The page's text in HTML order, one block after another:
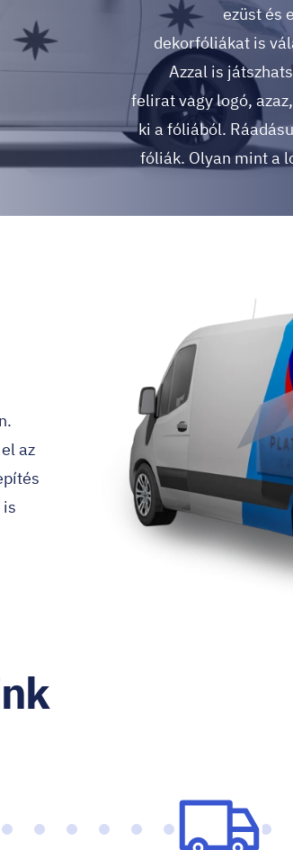
ezüst és
dekorfóliákat is
Azzal is
felirat vagy logó,
ki a fóliából.
fóliák. Olyan mint a
az